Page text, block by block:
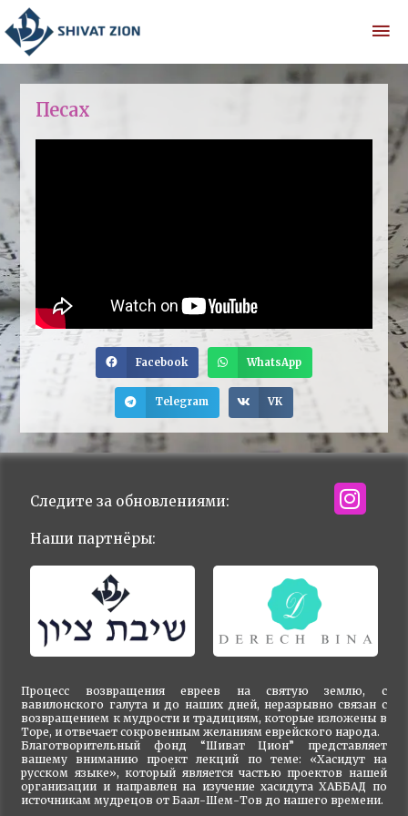
Песах
Facebook WhatsApp
Telegram VK
Процесс возвращения евреев на святую землю, с
вавилонского галута и до наших дней, неразрывно связан с
возвращением к мудрости и традициям, которые изложены в
Торе, и отвечает сокровенным желаниям еврейского народа.
Благотворительный фонд “Шиват Цион” представляет
вашему вниманию проект лекций по теме: «Хасидут на
русском языке», который является частью проектов нашей
организации и направлен на изучение хасидута ХАББАД по
источникам мудрецов от Баал-Шем-Тов до нашего времени.
Следите за обновлениями:
Наши партнёры: